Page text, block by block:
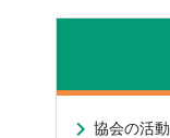
協会の活動